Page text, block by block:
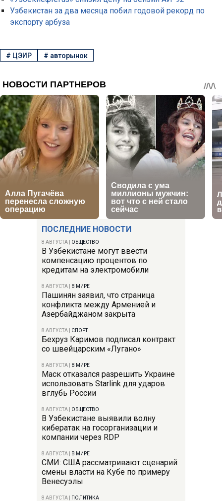
ПОСЛЕДНИЕ НОВОСТИ
8 АВГУСТА ОБЩЕСТВО
В Узбекистане могут ввести
компенсацию процентов по
кредитам на электромобили
8 АВГУСТА В МИРЕ
Пашинян заявил, что страница
конфликта между Арменией и
Азербайджаном закрыта
8 АВГУСТА СПОРТ
Бехруз Каримов подписал контракт
со швейцарским «Лугано»
8 АВГУСТА В МИРЕ
Маск отказался разрешить Украине
использовать Starlink для ударов
вглубь России
8 АВГУСТА ОБЩЕСТВО
В Узбекистане выявили волну
кибератак на госорганизации и
компании через RDP
8 АВГУСТА В МИРЕ
СМИ: США рассматривают сценарий
смены власти на Кубе по примеру
Венесуэлы
8 АВГУСТА ПОЛИТИКА
Узбекистан за два месяца побил годовой рекорд по
экспорту арбуза
# ЦЭИР # авторынок